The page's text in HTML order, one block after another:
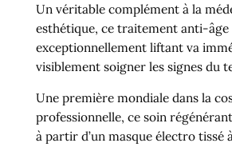
Un véritable complément à la
esthétique, ce traitement anti-âge
exceptionnellement liftant va
visiblement soigner les signes du
Une première mondiale dans la
professionnelle, ce soin
à partir d’un masque électro tissé